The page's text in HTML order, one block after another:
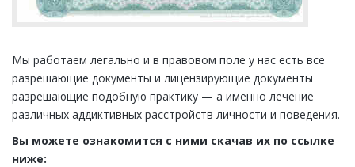
Мы работаем легально и в правовом поле у нас есть все
разрешающие документы и лицензирующие документы
разрешающие подобную практику — а именно лечение
различных аддиктивных расстройств личности и поведения.
Вы можете ознакомится с ними скачав их по ссылке
ниже: